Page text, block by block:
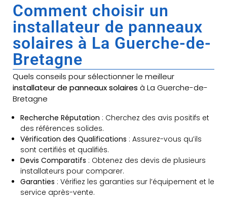
Comment choisir un
installateur de panneaux
solaires à La Guerche-de-
Bretagne
Quels conseils pour sélectionner le meilleur
installateur de panneaux solaires à La Guerche-de-
Bretagne
Recherche Réputation : Cherchez des avis positifs et
des références solides.
Vérification des Qualifications : Assurez-vous qu’ils
sont certifiés et qualifiés.
Devis Comparatifs : Obtenez des devis de plusieurs
installateurs pour comparer.
Garanties : Vérifiez les garanties sur l’équipement et le
service après-vente.